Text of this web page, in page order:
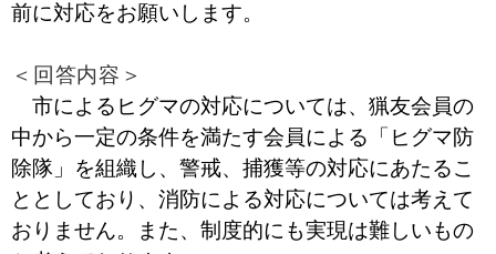
前に対応をお願いします。
＜回答内容＞
市によるヒグマの対応については、猟友会員の
中から一定の条件を満たす会員による「ヒグマ防
除隊」を組織し、警戒、捕獲等の対応にあたるこ
ととしており、消防による対応については考えて
おりません。また、制度的にも実現は難しいもの